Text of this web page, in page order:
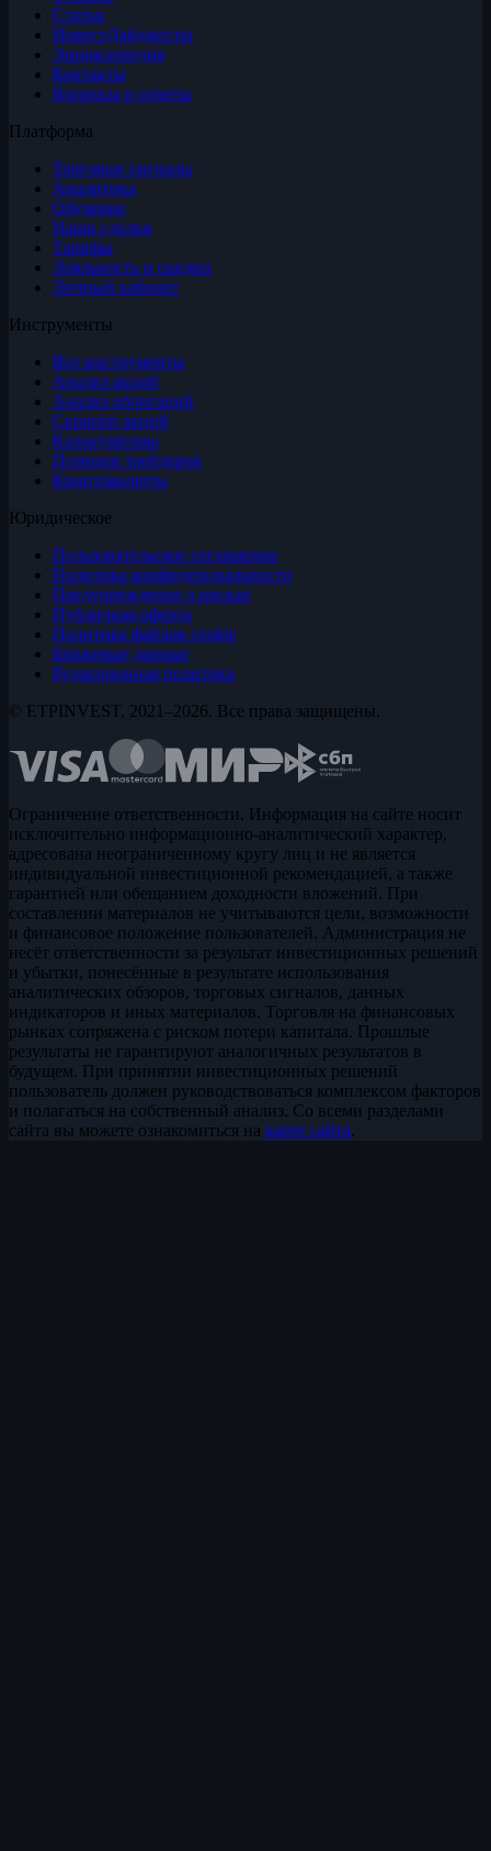
Статьи
ИнвестДайджесты
Энциклопедия
Контакты
Вопросы и ответы
Платформа
Торговые сигналы
Аналитика
Обучение
Наши сделки
Тарифы
Лояльность и скидки
Личный кабинет
Инструменты
Все инструменты
Анализ акций
Анализ облигаций
Скринер акций
Калькуляторы
Позиции трейдеров
Криптовалюты
Юридическое
Пользовательское соглашение
Политика конфиденциальности
Предупреждение о рисках
Публичная оферта
Политика файлов cookie
Биржевые данные
Редакционная политика
© ETPINVEST, 2021–2026. Все права защищены.
Ограничение ответственности. Информация на сайте носит
исключительно информационно-аналитический характер,
адресована неограниченному кругу лиц и не является
индивидуальной инвестиционной рекомендацией, а также
гарантией или обещанием доходности вложений. При
составлении материалов не учитываются цели, возможности
и финансовое положение пользователей. Администрация не
несёт ответственности за результат инвестиционных решений
и убытки, понесённые в результате использования
аналитических обзоров, торговых сигналов, данных
индикаторов и иных материалов. Торговля на финансовых
рынках сопряжена с риском потери капитала. Прошлые
результаты не гарантируют аналогичных результатов в
будущем. При принятии инвестиционных решений
пользователь должен руководствоваться комплексом факторов
и полагаться на собственный анализ. Со всеми разделами
сайта вы можете ознакомиться на карте сайта.